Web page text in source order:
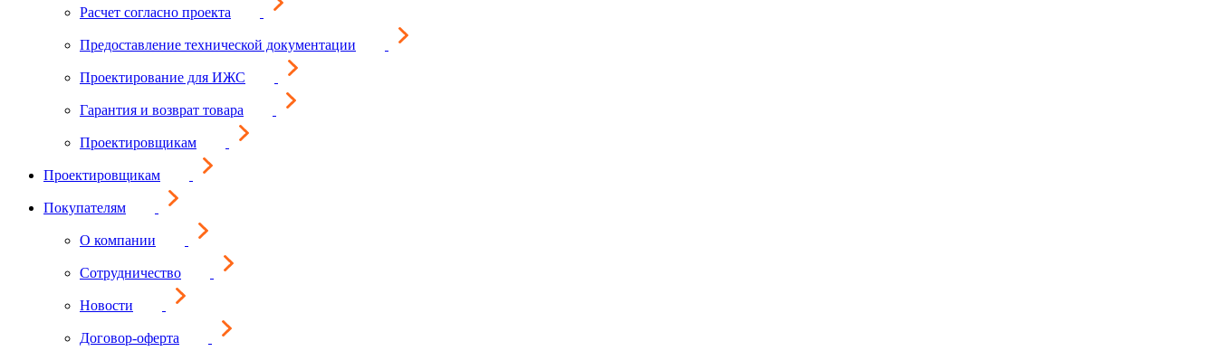
Расчет согласно проекта
Предоставление технической документации
Проектирование для ИЖС
Гарантия и возврат товара
Проектировщикам
Проектировщикам
Покупателям
О компании
Сотрудничество
Новости
Договор-оферта